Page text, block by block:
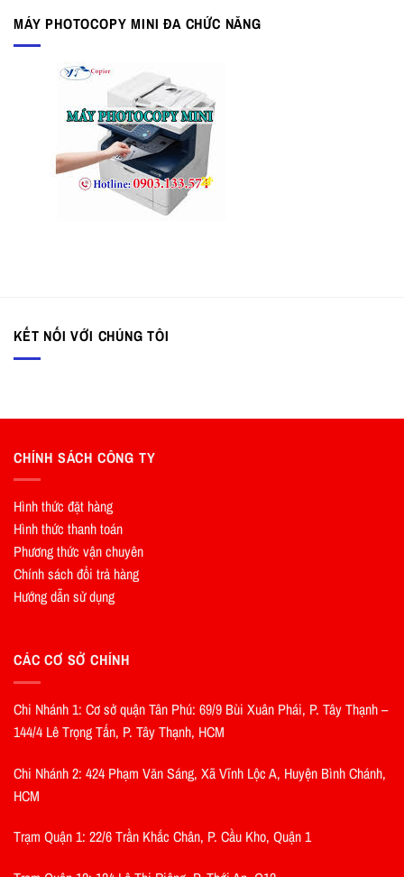
MÁY PHOTOCOPY MINI ĐA CHỨC NĂNG
KẾT NỐI VỚI CHÚNG TÔI
CHÍNH SÁCH CÔNG TY
Hình thức đặt hàng
Hình thức thanh toán
Phương thức vận chuyên
Chính sách đổi trả hàng
Hướng dẫn sử dụng
CÁC CƠ SỞ CHÍNH
Chi Nhánh 1: Cơ sở quận Tân Phú: 69/9 Bùi Xuân Phái, P. Tây Thạnh –
144/4 Lê Trọng Tấn, P. Tây Thạnh, HCM
Chi Nhánh 2: 424 Phạm Văn Sáng, Xã Vĩnh Lộc A, Huyện Bình Chánh,
HCM
Trạm Quận 1: 22/6 Trần Khắc Chân, P. Cầu Kho, Quận 1